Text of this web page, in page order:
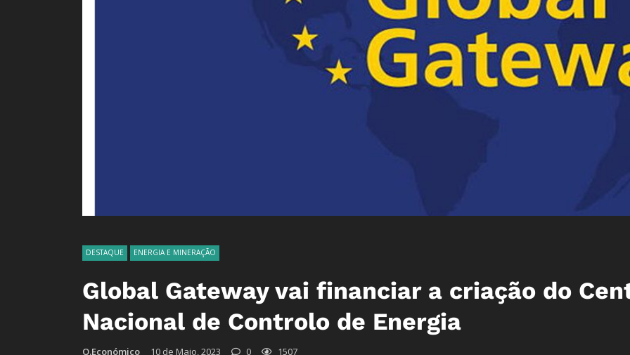
DESTAQUE ENERGIA E MINERAÇÃO
Global Gateway vai financiar a criação do
Nacional de Controlo de Energia
O.Económico 10 de Maio, 2023 0 1507